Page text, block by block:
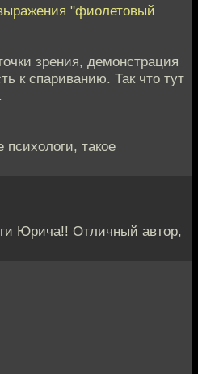
"фиолетовый
зрения, демонстрация
к спариванию. Так что тут
психологи, такое
Юрича!! Отличный автор,